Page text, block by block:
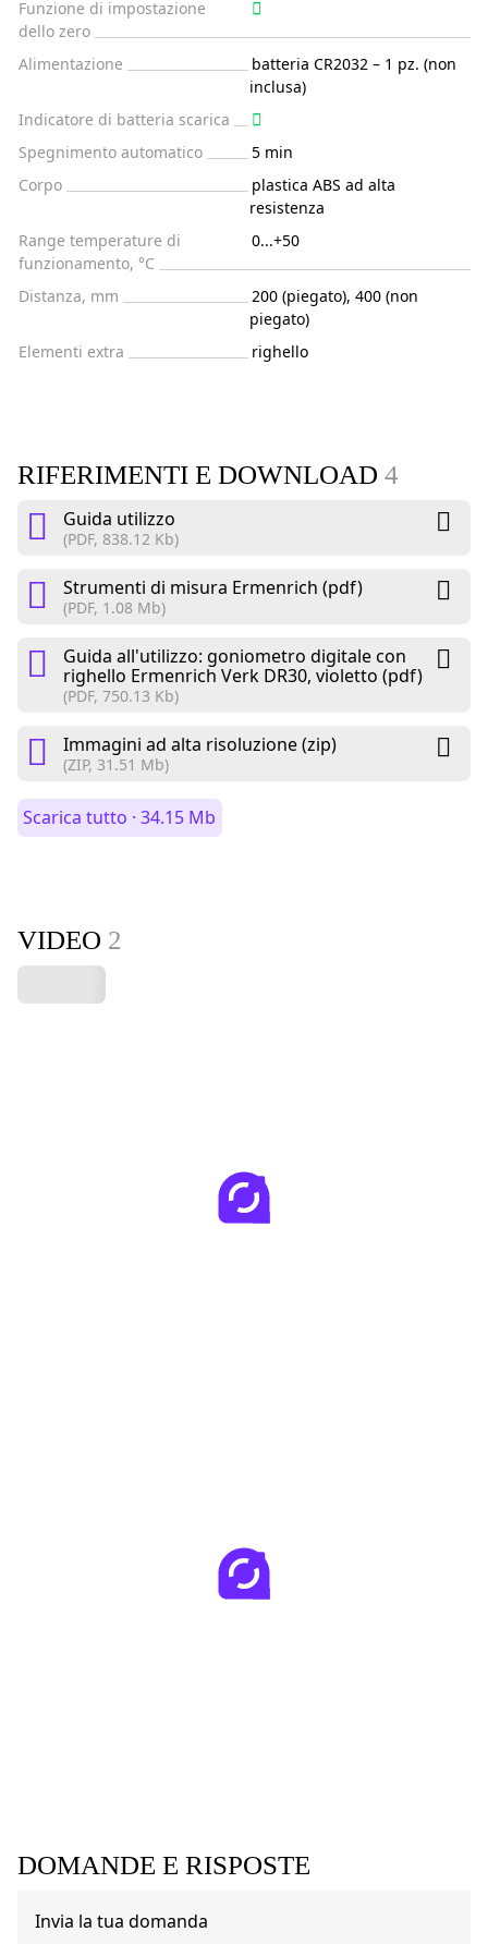
Funzione di impostazione
dello zero
Alimentazione
batteria CR2032 – 1 pz. (non
inclusa)
Indicatore di batteria scarica
Spegnimento automatico
5 min
Corpo
plastica ABS ad alta
resistenza
Range temperature di
funzionamento, °C
0...+50
Distanza, mm
200 (piegato), 400 (non
piegato)
Elementi extra
righello
RIFERIMENTI E DOWNLOAD 4
Guida utilizzo
(PDF, 838.12 Kb)
Strumenti di misura Ermenrich (pdf)
(PDF, 1.08 Mb)
Guida all'utilizzo: goniometro digitale con
righello Ermenrich Verk DR30, violetto (pdf)
(PDF, 750.13 Kb)
Immagini ad alta risoluzione (zip)
(ZIP, 31.51 Mb)
Scarica tutto · 34.15 Mb
VIDEO 2
DOMANDE E RISPOSTE
Invia la tua domanda